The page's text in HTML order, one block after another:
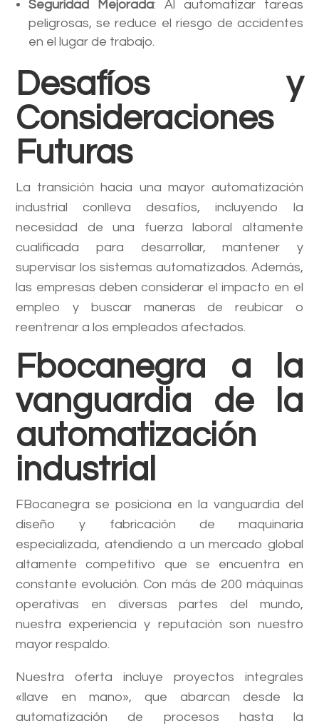
Seguridad Mejorada: Al automatizar tareas
peligrosas, se reduce el riesgo de accidentes
en el lugar de trabajo.
Desafíos y
Consideraciones
Futuras
La transición hacia una mayor automatización
industrial conlleva desafíos, incluyendo la
necesidad de una fuerza laboral altamente
cualificada para desarrollar, mantener y
supervisar los sistemas automatizados. Además,
las empresas deben considerar el impacto en el
empleo y buscar maneras de reubicar o
reentrenar a los empleados afectados.
Fbocanegra a la
vanguardia de la
automatización
industrial
FBocanegra se posiciona en la vanguardia del
diseño y fabricación de maquinaria
especializada, atendiendo a un mercado global
altamente competitivo que se encuentra en
constante evolución. Con más de 200 máquinas
operativas en diversas partes del mundo,
nuestra experiencia y reputación son nuestro
mayor respaldo.
Nuestra oferta incluye proyectos integrales
«llave en mano», que abarcan desde la
automatización de procesos hasta la